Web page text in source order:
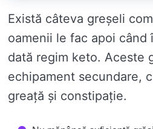
Există câteva greșeli
oamenii le fac apoi când
dată regim keto. Aceste
echipament secundare,
greață și constipație.